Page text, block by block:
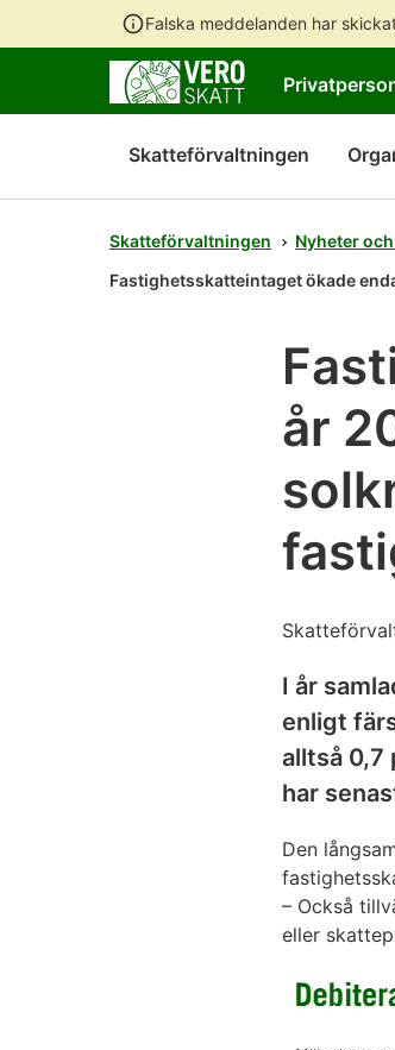
Falska meddelanden har
Skatteförvaltningen
Skatteförvaltningen Nyheter
Fastighetsskatteintaget ökade
år
I år
enligt
alltså 0,7
har
Den
– Också
eller